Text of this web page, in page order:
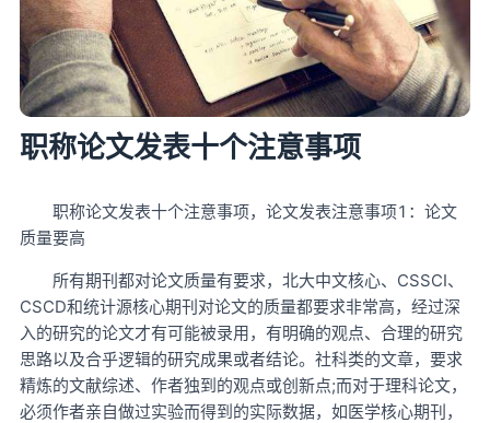
职称论文发表十个注意事项
职称论文发表十个注意事项，论文发表注意事项1：论文
质量要高
所有期刊都对论文质量有要求，北大中文核心、CSSCI、
CSCD和统计源核心期刊对论文的质量都要求非常高，经过深
入的研究的论文才有可能被录用，有明确的观点、合理的研究
思路以及合乎逻辑的研究成果或者结论。社科类的文章，要求
精炼的文献综述、作者独到的观点或创新点;而对于理科论文，
必须作者亲自做过实验而得到的实际数据，如医学核心期刊，